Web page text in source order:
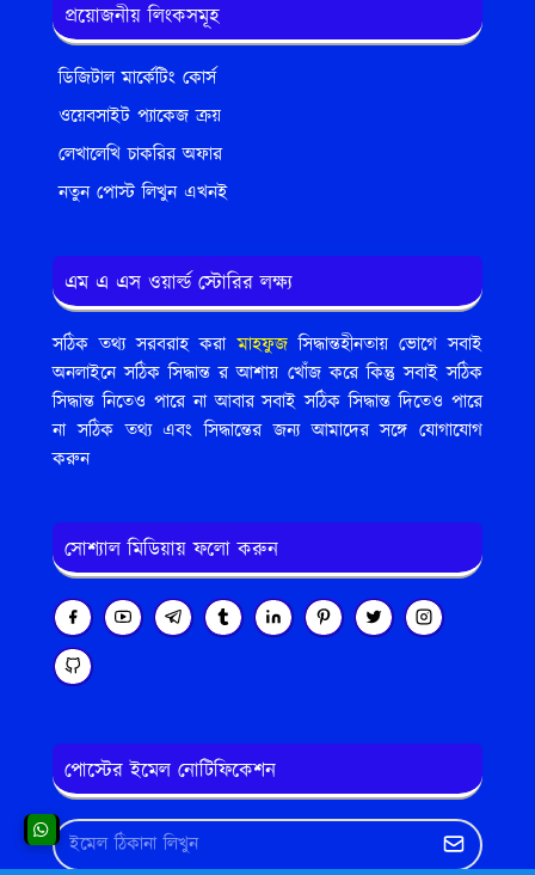
প্রয়োজনীয় লিংকসমূহ
ডিজিটাল মার্কেটিং কোর্স
ওয়েবসাইট প্যাকেজ ক্রয়
লেখালেখি চাকরির অফার
নতুন পোস্ট লিখুন এখনই
এম এ এস ওয়ার্ল্ড স্টোরির লক্ষ্য
সঠিক তথ্য সরবরাহ করামাহফুজসিদ্ধান্তহীনতায় ভোগে সবাই
অনলাইনে সঠিক সিদ্ধান্ত র আশায় খোঁজ করে কিন্তু সবাই সঠিক
সিদ্ধান্ত নিতেও পারে না আবার সবাই সঠিক সিদ্ধান্ত দিতেও পারে
না সঠিক তথ্য এবং সিদ্ধান্তের জন্য আমাদের সঙ্গে যোগাযোগ
করুন
সোশ্যাল মিডিয়ায় ফলো করুন
পোস্টের ইমেল নোটিফিকেশন